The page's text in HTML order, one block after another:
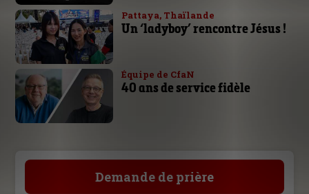
Pattaya, Thaïlande
Un ‘ladyboy’ rencontre Jésus !
Équipe de CfaN
40 ans de service fidèle
Demande de prière